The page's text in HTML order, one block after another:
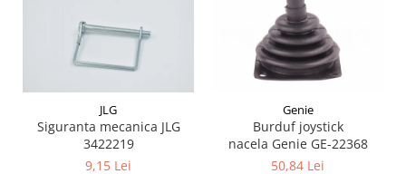
Garnituri utilaje
Abtibilduri - Etichete
Girofar
Piese electrice
Piese Timberjack
Piese Valmet Valtra
Piese Vogele
Piese Yuchai
Piese Zeppelin
JLG
Siguranta mecanica JLG
3422219
9,15 Lei
Genie
Burduf joystick
nacela Genie GE-22368
50,84 Lei